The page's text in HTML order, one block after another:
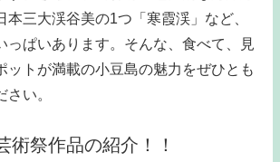
本三大渓谷美の1つ「寒霞渓」など、
っぱいあります。そんな、食べて、見
ットが満載の小豆島の魅力をぜひとも
い。
術祭作品の紹介！！